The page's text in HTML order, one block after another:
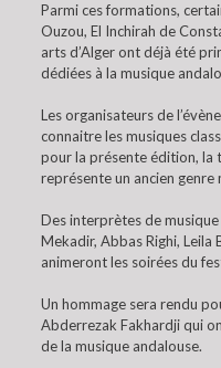
Parmi ces formations,
Ouzou, El Inchirah de
arts d’Alger ont déjà été
dédiées à la musique
Les organisateurs de
connaitre les musiques
pour la présente édition, la
représente un ancien genre
Des interprètes de musique
Mekadir, Abbas Righi, Leila
animeront les soirées du
Un hommage sera rendu
Abderrezak Fakhardji qui
de la musique andalouse.